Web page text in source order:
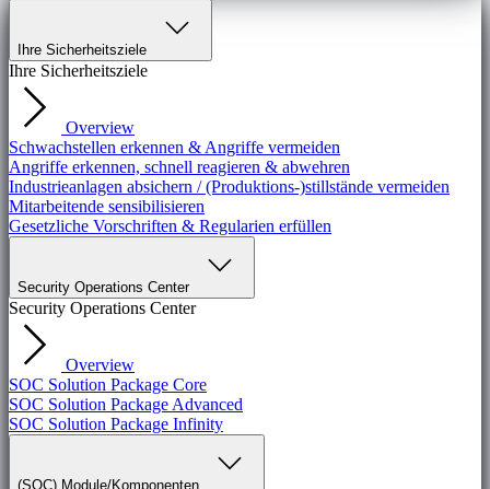
Ihre Sicherheitsziele
Ihre Sicherheitsziele
Overview
Schwachstellen erkennen & Angriffe vermeiden
Angriffe erkennen, schnell reagieren & abwehren
Industrieanlagen absichern / (Produktions-)stillstände vermeiden
Mitarbeitende sensibilisieren
Gesetzliche Vorschriften & Regularien erfüllen
Security Operations Center
Security Operations Center
Overview
SOC Solution Package Core
SOC Solution Package Advanced
SOC Solution Package Infinity
(SOC) Module/Komponenten